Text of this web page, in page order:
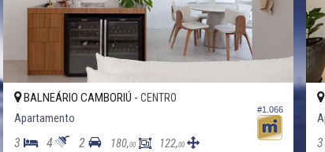
#1.066
BALNEÁRIO CAMBORIÚ - CENTRO
Apartamento
3 4 2 180,00 122,00 3